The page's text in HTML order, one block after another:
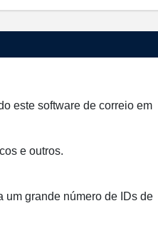
este software de correio em
e outros.
um grande número de IDs de